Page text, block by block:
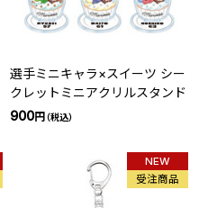
選手ミニキャラ×スイーツ シー
クレットミニアクリルスタンド
900円（税込）
NEW
受注商品